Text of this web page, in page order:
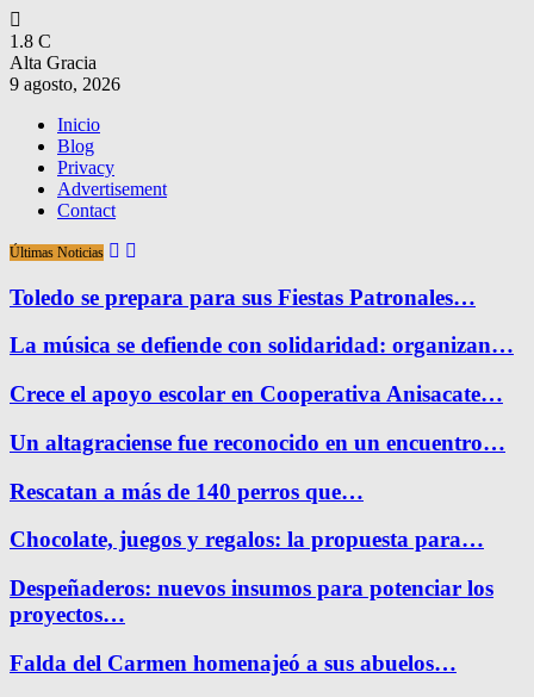
1.8 C
Alta Gracia
9 agosto, 2026
Inicio
Blog
Privacy
Advertisement
Contact
Últimas Noticias
Toledo se prepara para sus Fiestas Patronales…
La música se defiende con solidaridad: organizan…
Crece el apoyo escolar en Cooperativa Anisacate…
Un altagraciense fue reconocido en un encuentro…
Rescatan a más de 140 perros que…
Chocolate, juegos y regalos: la propuesta para…
Despeñaderos: nuevos insumos para potenciar los
proyectos…
Falda del Carmen homenajeó a sus abuelos…